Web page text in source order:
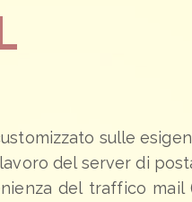
sulle
del server di
del traffico mail